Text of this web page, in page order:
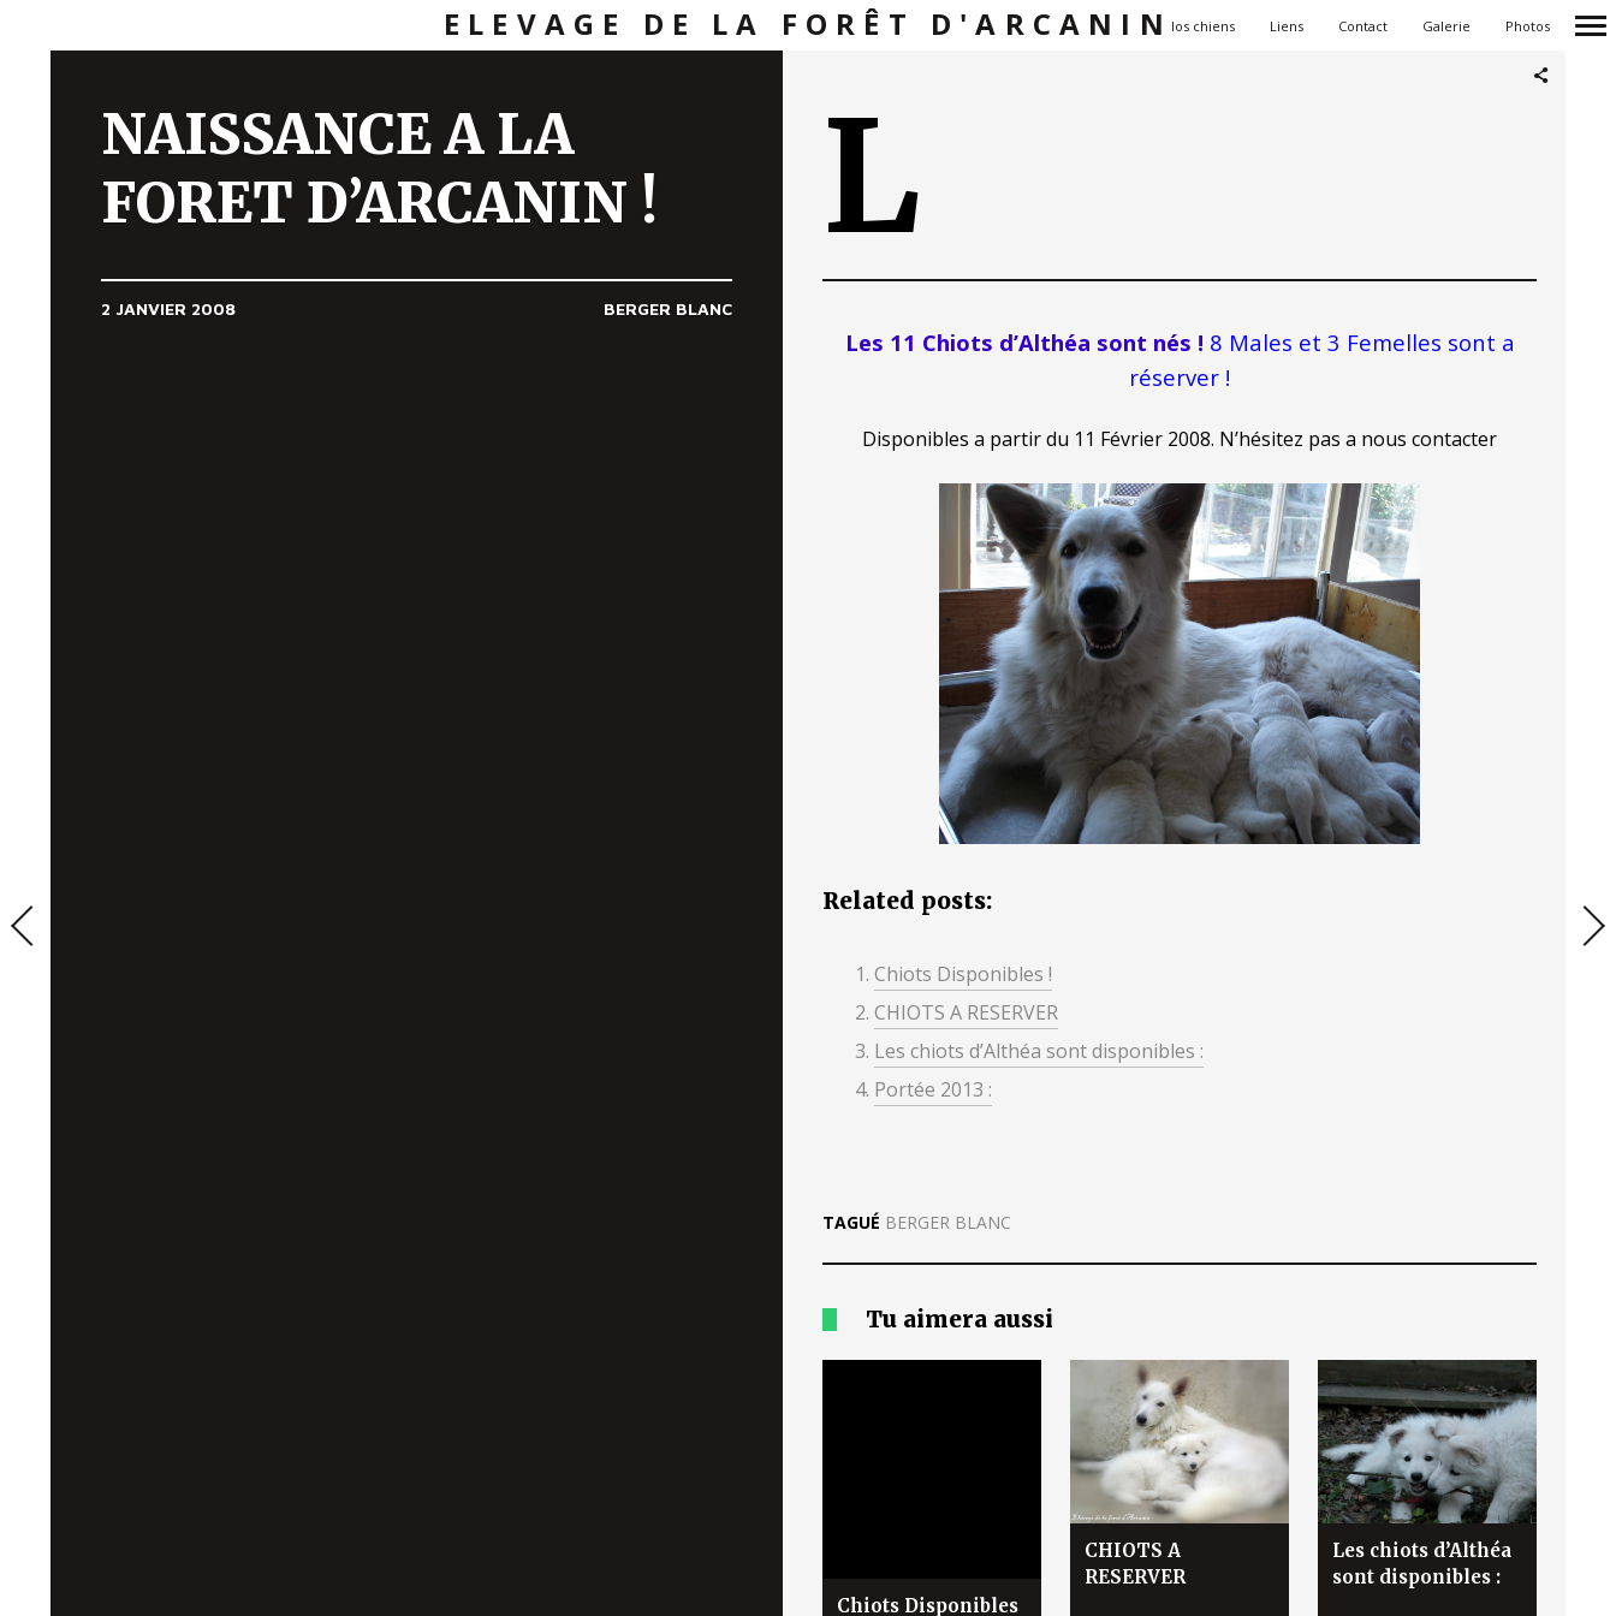
ELEVAGE DE LA FORÊT D'ARCANIN
Accueil Nos chiens Liens Contact Galerie Photos
NAISSANCE A LA
FORET D’ARCANIN !
2 JANVIER 2008 BERGER BLANC
L
Les 11 Chiots d’Althéa sont nés ! 8 Males et 3 Femelles sont a
réserver !
Disponibles a partir du 11 Février 2008. N’hésitez pas a nous contacter
Related posts:
Chiots Disponibles !
CHIOTS A RESERVER
Les chiots d’Althéa sont disponibles :
Portée 2013 :
TAGUÉ BERGER BLANC
Tu aimera aussi
Chiots Disponibles
CHIOTS A
RESERVER
Les chiots d’Althéa
sont disponibles :